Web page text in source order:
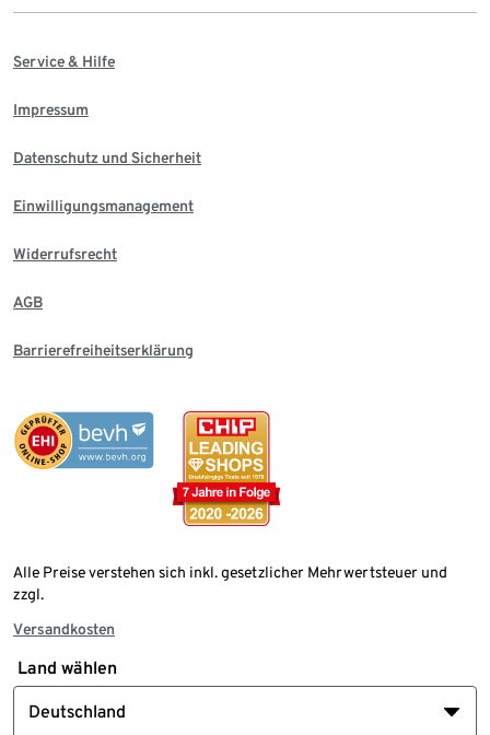
Service & Hilfe
Impressum
Datenschutz und Sicherheit
Einwilligungsmanagement
Widerrufsrecht
AGB
Barrierefreiheitserklärung
Alle Preise verstehen sich inkl. gesetzlicher Mehrwertsteuer und
zzgl.
Versandkosten
Land wählen
Deutschland